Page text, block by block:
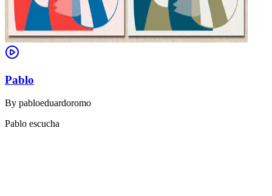
Pablo
By pabloeduardoromo
Pablo escucha